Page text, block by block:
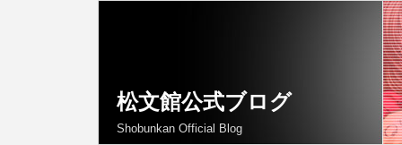
松文館公式ブログ
Shobunkan Official Blog